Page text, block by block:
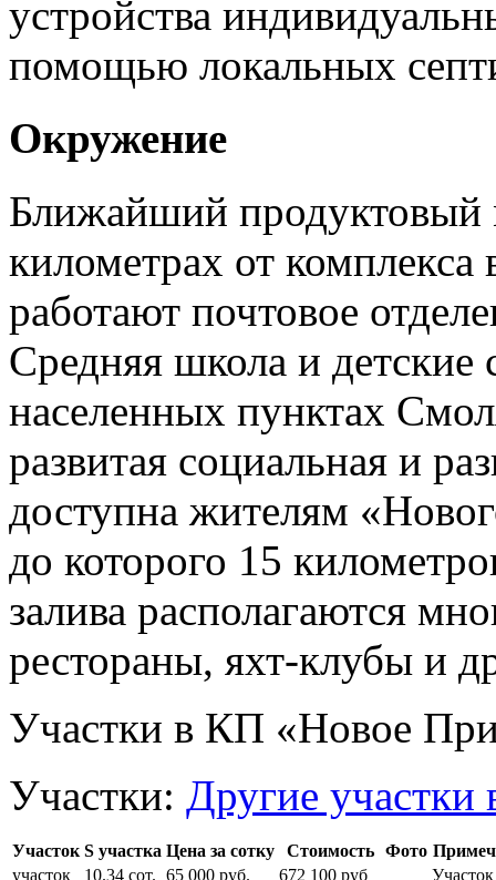
устройства
помощью локальных
Окружение
Ближайший продуктовый
километрах от
работают почтовое
Средняя школа и детские
населенных пунктах
развитая социальная и
доступна жителям
до которого 15
залива располагаются
рестораны, яхт-клубы и
Участки в КП «Новое
Участки: Другие
Участок S участка Цена за сотку Стоимость Фото
участок
10.34 сот. 65 000 руб. 672 100 руб